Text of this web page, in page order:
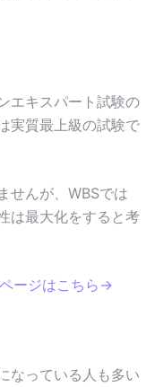
エキスパート試験の
実質最上級の試験で
せんが、WBSでは
は最大化をすると考
ージはこちら→
なっている人も多い